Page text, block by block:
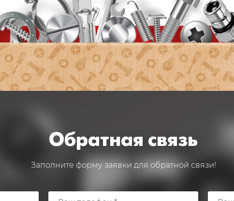
Обратная связь
Заполните форму заявки для обратной связи!